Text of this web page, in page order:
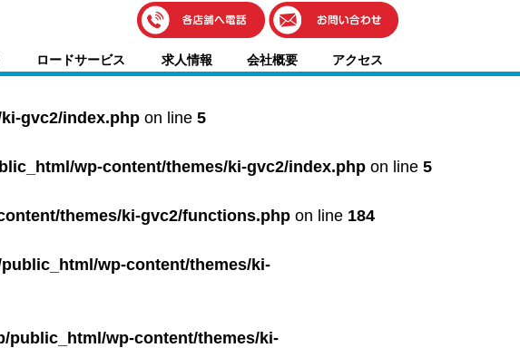
伊藤車輌（本社）
050-5851-0337
050-5851-0338
レスキューセンター
（年中無休24h対応）
ロードサービス 求人情報 会社概要 アクセス
gvc2/index.php on line 5
wp-content/themes/ki-gvc2/index.php on line 5
themes/ki-gvc2/functions.php on line 184
wp-content/themes/ki-
public_html/wp-content/themes/ki-